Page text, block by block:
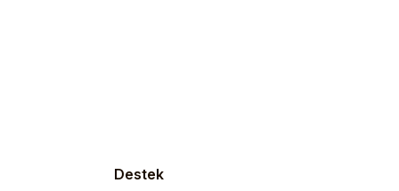
Destek